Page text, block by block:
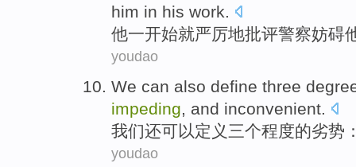
him in his work.
他一开始就严厉地批评警察妨碍
youdao
We can also define three
impeding, and inconvenient.
我们还可以定义 三个程度的劣势
youdao